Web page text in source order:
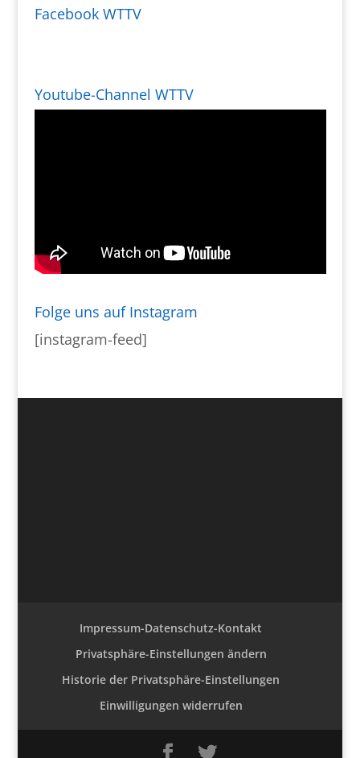
Facebook WTTV
Youtube-Channel WTTV
Folge uns auf Instagram
[instagram-feed]
Impressum-Datenschutz-Kontakt
Privatsphäre-Einstellungen ändern
Historie der Privatsphäre-Einstellungen
Einwilligungen widerrufen